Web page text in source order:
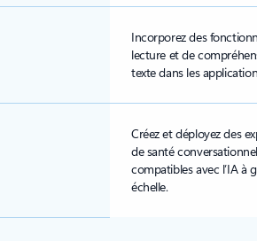
Incorporez des
lecture et de
texte dans les
Créez et déployez des
de santé
compatibles avec l’IA à
échelle.